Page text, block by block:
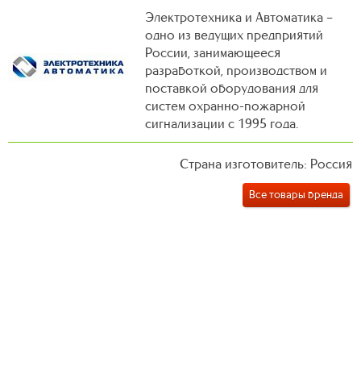
Электротехника и Автоматика –
одно из ведущих предприятий
России, занимающееся
разработкой, производством и
поставкой оборудования для
систем охранно-пожарной
сигнализации с 1995 года.
Страна изготовитель: Россия
Все товары бренда